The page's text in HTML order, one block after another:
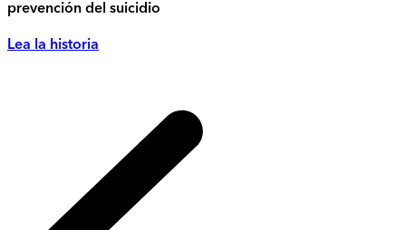
prevención del suicidio
Lea la historia